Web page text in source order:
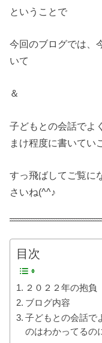
ということで
今回のブログでは、
いて
＆
子どもとの会話でよ
まけ程度に書いてい
すっ飛ばしてご覧に
さいね(^^♪
目次
２０２２年の抱負
ブログ内容
子どもとの会話で
のはわかってるの